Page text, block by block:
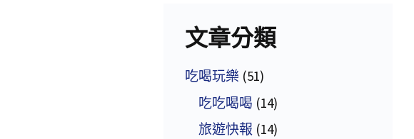
文章分類
吃喝玩樂 (51)
吃吃喝喝 (14)
旅遊快報 (14)